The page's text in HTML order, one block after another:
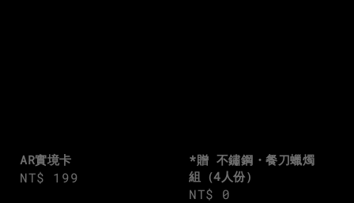
AR實境卡
Regular
NT$ 199
*贈 不鏽鋼・餐刀蠟燭
組（4人份）
Regular
NT$ 0